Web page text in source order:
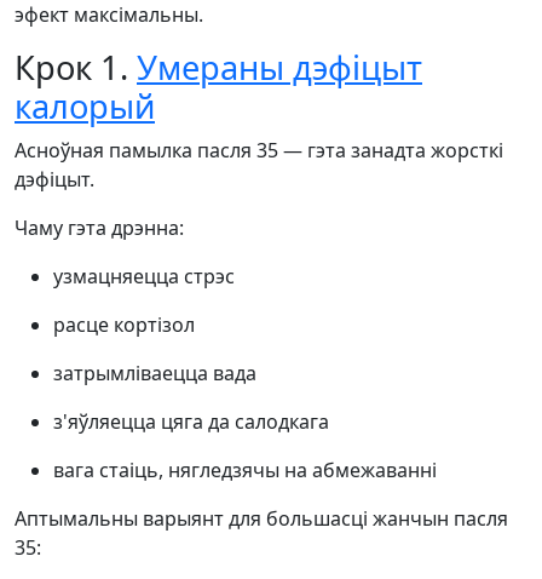
эфект максімальны.
Крок 1. Умераны дэфіцыт
калорый
Асноўная памылка пасля 35 — гэта занадта жорсткі
дэфіцыт.
Чаму гэта дрэнна:
узмацняецца стрэс
расце кортізол
затрымліваецца вада
з'яўляецца цяга да салодкага
вага стаіць, нягледзячы на абмежаванні
Аптымальны варыянт для большасці жанчын пасля
35: